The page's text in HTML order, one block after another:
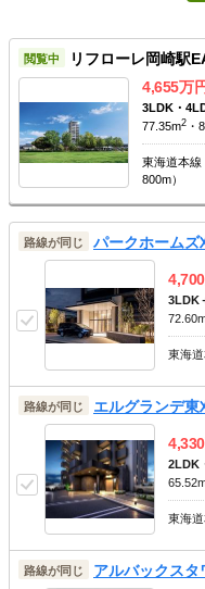
閲覧中
リフローレ岡崎駅
4,655万
3LDK・
77.35m2 ・
東海道本線 「
800m）
路線が同じ パークホームズ
4,700
3LDK
WIC
は納
東海
路線が同じ エルグランデ東
4,330
2LDK
路線が同じ アルバックス